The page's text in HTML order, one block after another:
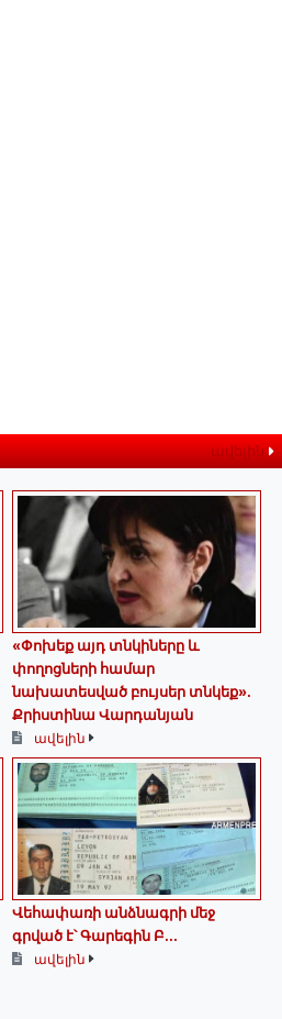
ավելին
«Փոխեք այդ տնկիները և
փողոցների համար
նախատեսված բույսեր տնկեք».
Քրիստինա Վարդանյան
ավելին
Վեհափառի անձնագրի մեջ
գրված է՝ Գարեգին Բ...
ավելին